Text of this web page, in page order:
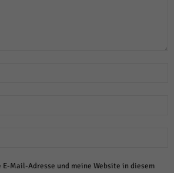
E-Mail-Adresse und meine Website in diesem